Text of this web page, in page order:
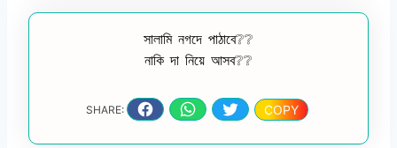
সালামি নগদে পাঠাবে❔❔
নাকি দা নিয়ে আসব❔❔
SHARE: COPY